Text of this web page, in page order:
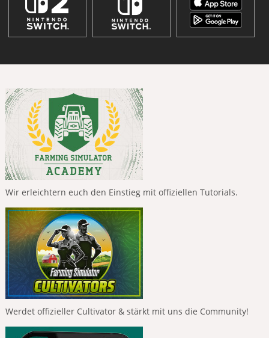
Wir erleichtern euch den Einstieg mit offiziellen Tutorials.
Werdet offizieller Cultivator & stärkt mit uns die Community!